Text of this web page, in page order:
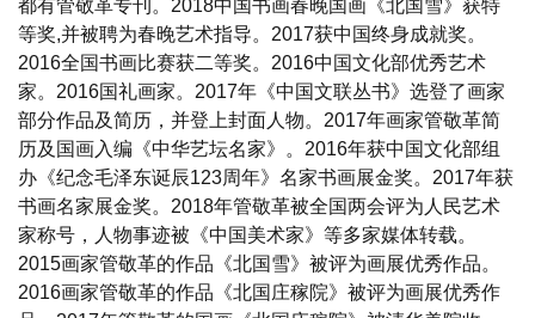
都有管敬革专刊。2018中国书画春晚国画《北国雪》获特
等奖,并被聘为春晚艺术指导。2017获中国终身成就奖。
2016全国书画比赛获二等奖。2016中国文化部优秀艺术
家。2016国礼画家。2017年《中国文联丛书》选登了画家
部分作品及简历，并登上封面人物。2017年画家管敬革简
历及国画入编《中华艺坛名家》。2016年获中国文化部组
办《纪念毛泽东诞辰123周年》名家书画展金奖。2017年获
书画名家展金奖。2018年管敬革被全国两会评为人民艺术
家称号，人物事迹被《中国美术家》等多家媒体转载。
2015画家管敬革的作品《北国雪》被评为画展优秀作品。
2016画家管敬革的作品《北国庄稼院》被评为画展优秀作